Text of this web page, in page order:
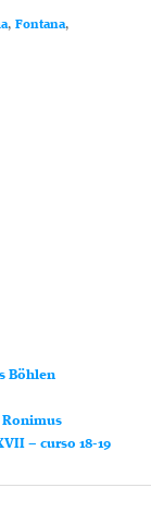
,Fontana,
Böhlen
Ronimus
– curso 18-19